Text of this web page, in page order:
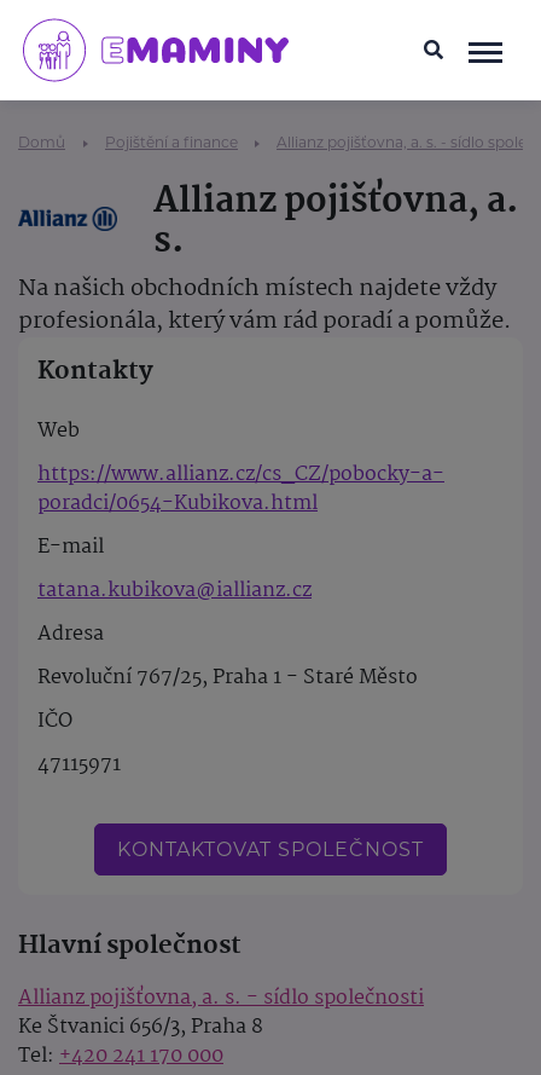
Domů Pojištění a finance Allianz pojišťovna, a. s. - sídlo
Allianz pojišťovna, a.
s.
Na našich obchodních místech najdete vždy
profesionála, který vám rád poradí a pomůže.
Kontakty
Web
https://www.allianz.cz/cs_CZ/pobocky-a-
poradci/0654-Kubikova.html
E-mail
tatana.kubikova@iallianz.cz
Adresa
Revoluční 767/25, Praha 1 - Staré Město
IČO
47115971
KONTAKTOVAT SPOLEČNOST
Hlavní společnost
Allianz pojišťovna, a. s. - sídlo společnosti
Ke Štvanici 656/3, Praha 8
Tel: +420 241 170 000